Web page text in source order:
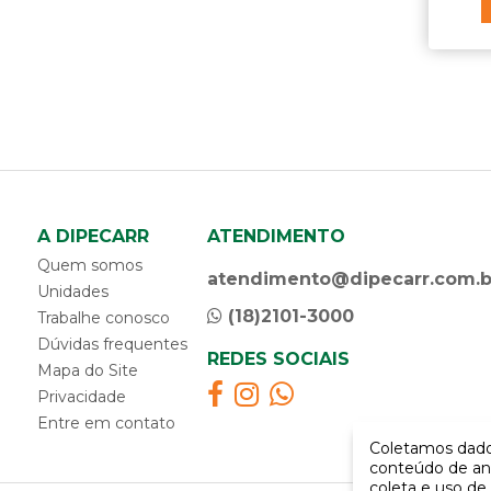
A DIPECARR
Quem somos
Unidades
Trabalhe conosco
Dúvidas frequentes
Mapa do Site
Privacidade
Entre em contato
ATENDIMENTO
(18)2101-3000
REDES SOCIAIS
Coletamos
conteúdo de